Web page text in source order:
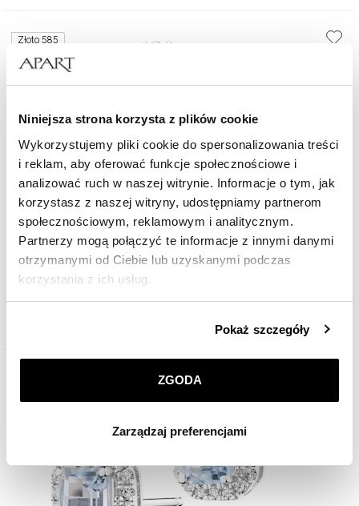
Niniejsza strona korzysta z plików cookie
Wykorzystujemy pliki cookie do spersonalizowania treści
i reklam, aby oferować funkcje społecznościowe i
analizować ruch w naszej witrynie. Informacje o tym, jak
korzystasz z naszej witryny, udostępniamy partnerom
społecznościowym, reklamowym i analitycznym.
Partnerzy mogą połączyć te informacje z innymi danymi
otrzymanymi od Ciebie lub uzyskanymi podczas
korzystania z ich usług.
przez nas plików cookie znajdziesz wPolityce
prywatności.
korzystamy. Możesz również wybrać jaki rodzaj plików
Zarządzaj preferencjami
. W każdej chwili możesz
dokonać zmiany wybranych przez Ciebie plików cookie.
Pokaż szczegóły
ZGODA
Zarządzaj preferencjami
Złoto 585
Pierścionek z żółtego i białego złota z brylantami i akwamarynem - próba
585